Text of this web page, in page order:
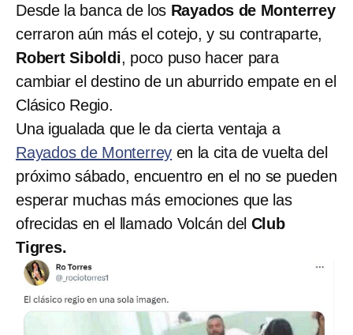
Desde la banca de los Rayados de Monterrey
cerraron aún más el cotejo, y su contraparte,
Robert Siboldi, poco puso hacer para
cambiar el destino de un aburrido empate en el
Clásico Regio.
Una igualada que le da cierta ventaja a
Rayados de Monterrey en la cita de vuelta del
próximo sábado, encuentro en el no se pueden
esperar muchas más emociones que las
ofrecidas en el llamado Volcán del Club
Tigres.